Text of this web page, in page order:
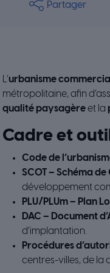
Partager
L’urbanisme
métropolitaine, afin
qualité paysagèreet la
Cadre et
Code de
SCOT – Schéma
développement
PLU/PLUm – Plan
DAC – Document
d’implantation.
Procédures
centres-villes, de la